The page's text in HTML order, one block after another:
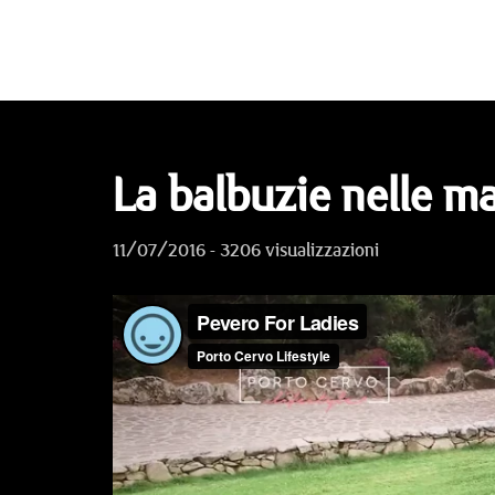
La balbuzie nelle
11/07/2016 - 3206 visualizzazioni